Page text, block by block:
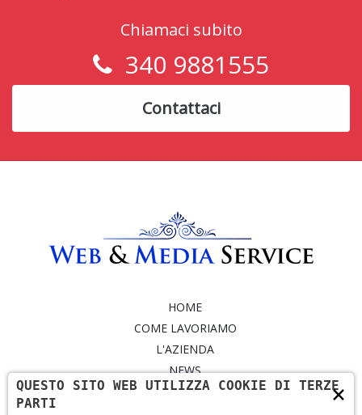
Chiamaci subito
340 9881555
Contattaci
HOME
COME LAVORIAMO
L'AZIENDA
NEWS
SERVIZI
×
QUESTO SITO WEB UTILIZZA COOKIE DI TERZE
PARTI